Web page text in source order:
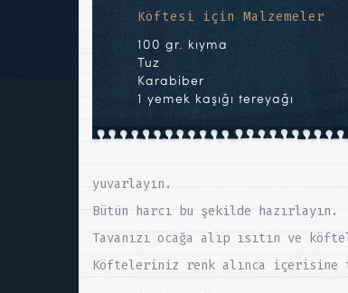
Köftesi için Malzemeler
100 gr. kıyma
Tuz
Karabiber
1 yemek kaşığı tereyağı
yuvarlayın.
Bütün harcı bu şekilde hazırlayın.
Tavanızı ocağa alıp ısıtın ve
Köfteleriniz renk alınca içerisine